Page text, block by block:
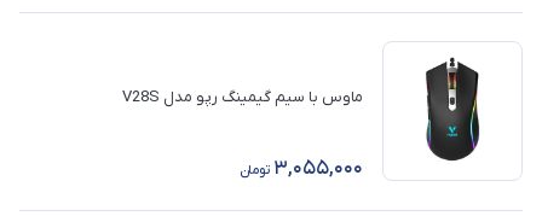
ماوس با سیم گیمینگ رپو مدل V28S
3,055,000 تومان